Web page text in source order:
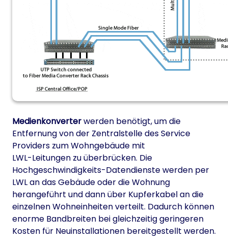
Medienkonverterwerden benötigt, um die
Entfernung von der Zentralstelle des Service
Providers zum Wohngebäude mit
LWL-Leitungen zu überbrücken. Die
Hochgeschwindigkeits-Datendienste werden per
LWL an das Gebäude oder die Wohnung
herangeführt und dann über Kupferkabel an die
einzelnen Wohneinheiten verteilt. Dadurch können
enorme Bandbreiten bei gleichzeitig geringeren
Kosten für Neuinstallationen bereitgestellt werden.